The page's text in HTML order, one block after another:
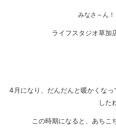
みなさ～ん！
ライフスタジオ草加
4月になり、だんだんと暖かくな
した
この時期になると、あちこ